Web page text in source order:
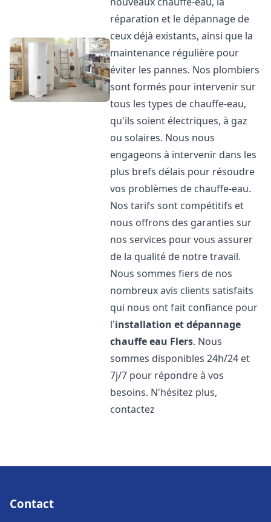
réparation et le dépannage de
ceux déjà existants, ainsi que la
maintenance régulière pour
éviter les pannes. Nos plombiers
sont formés pour intervenir sur
tous les types de chauffe-eau,
qu'ils soient électriques, à gaz
ou solaires. Nous nous
engageons à intervenir dans les
plus brefs délais pour résoudre
vos problèmes de chauffe-eau.
Nos tarifs sont compétitifs et
nous offrons des garanties sur
nos services pour vous assurer
de la qualité de notre travail.
Nous sommes fiers de nos
nombreux avis clients satisfaits
qui nous ont fait confiance pour
l'installation et dépannage
chauffe eau Flers. Nous
sommes disponibles 24h/24 et
7j/7 pour répondre à vos
besoins. N'hésitez plus,
contactez
Contact